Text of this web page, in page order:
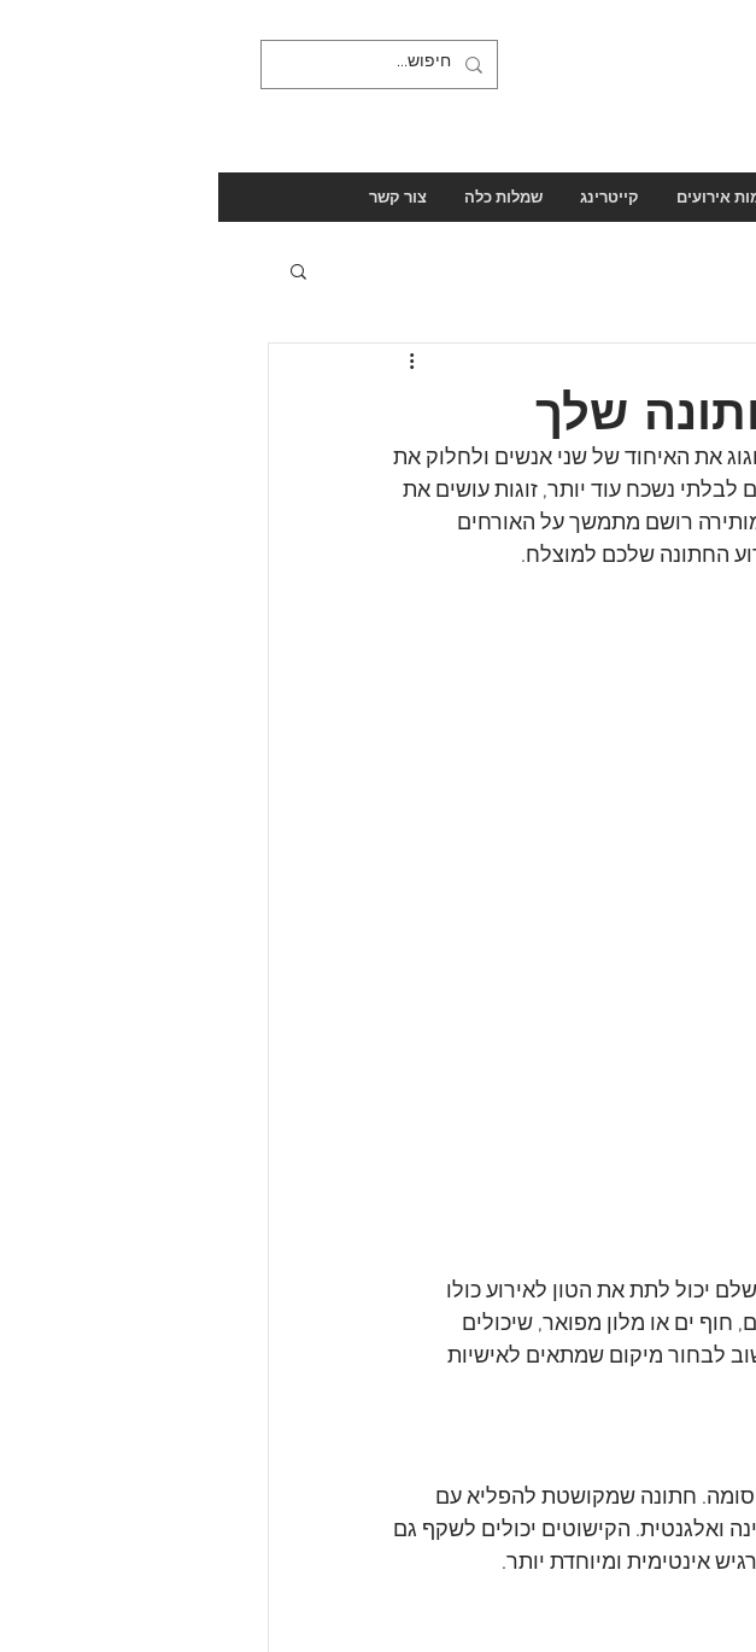
אירועים קייטרינג שמלות כלה צור קשר
שלך
את האיחוד של שני אנשים ולחלוק את
נשכח עוד יותר, זוגות עושים את
רושם מתמשך על האורחים
החתונה שלכם למוצלח.
יכול לתת את הטון לאירוע כולו
חוף ים או מלון מפואר, שיכולים
לבחור מיקום שמתאים לאישיות
חתונה שמקושטת להפליא עם
ואלגנטית. הקישוטים יכולים לשקף גם
אינטימית ומיוחדת יותר.